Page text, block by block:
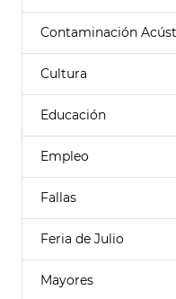
Contaminación
Cultura
Educación
Empleo
Fallas
Feria de Julio
Mayores